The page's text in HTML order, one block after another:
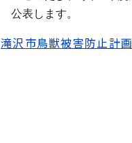
公表します。
滝沢市鳥獣被害防止計画